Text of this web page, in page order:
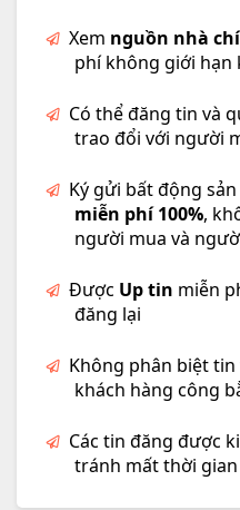
Xem nguồn nhà
phí không giới hạn
Có thể đăng tin và
trao đổi với người
Ký gửi bất động
miễn phí 100%,
người mua và
Được Up tin miễn
đăng lại
Không phân biệt
khách hàng công
Các tin đăng được
tránh mất thời